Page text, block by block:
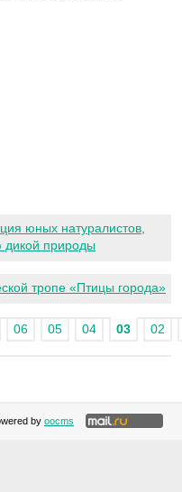
юных натуралистов,
природы
тропе «Птицы города»
06 05 04 03 02
by oocms